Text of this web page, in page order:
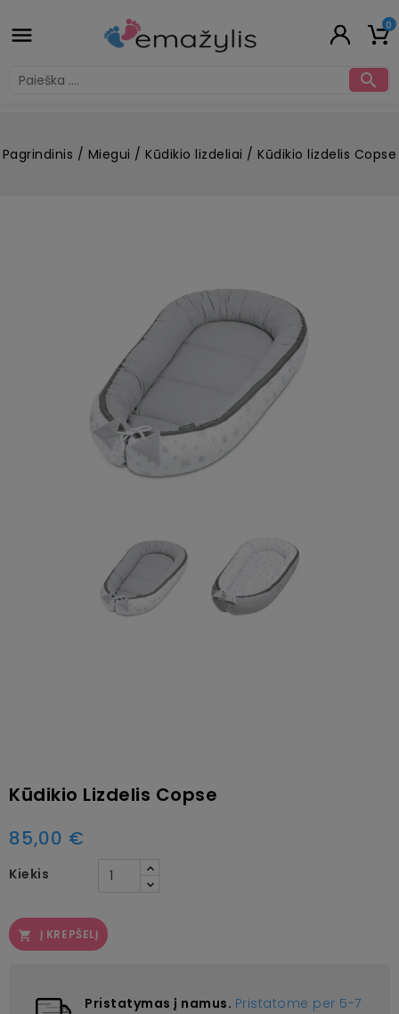
 0

Pagrindinis Miegui Kūdikio lizdeliai Kūdikio lizdelis Copse
Kūdikio Lizdelis Copse
85,00 €
Kiekis
 Į KREPŠELĮ
Pristatymas į namus. Pristatome per 5-7